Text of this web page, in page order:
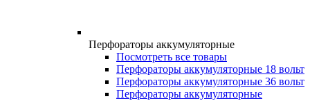
Перфораторы аккумуляторные
Посмотреть все товары
Перфораторы аккумуляторные 18 вольт
Перфораторы аккумуляторные 36 вольт
Перфораторы аккумуляторные